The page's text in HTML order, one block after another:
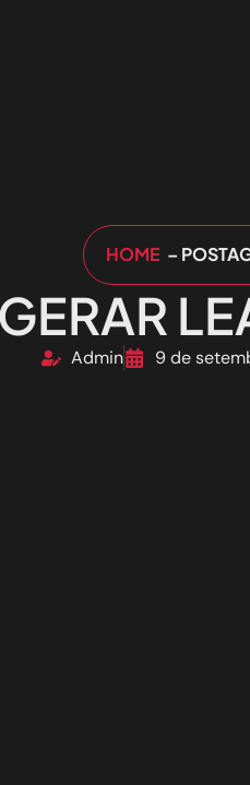
HOME –
Admin 9 de